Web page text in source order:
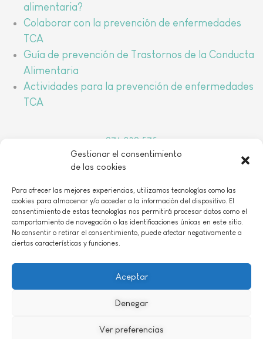
Gestionar el consentimiento
de las cookies
Para ofrecer las mejores experiencias, utilizamos tecnologías como las
cookies para almacenar y/o acceder a la información del dispositivo. El
consentimiento de estas tecnologías nos permitirá procesar datos como el
comportamiento de navegación o las identificaciones únicas en este sitio.
No consentir o retirar el consentimiento, puede afectar negativamente a
ciertas características y funciones.
Aceptar
Denegar
Ver preferencias
976 389 575
arbada@arbada.org
C/Coso, 157, 1oB 50001 Zaragoza
CONTACTO
ASOCIACIÓN DECLARADA DE UTILIDAD PÚBLICA 29 de abril de 2016 Nº Reg
alimentaria?
Colaborar con la prevención de enfermedades
TCA
Guía de prevención de Trastornos de la Conducta
Alimentaria
Actividades para la prevención de enfermedades
TCA